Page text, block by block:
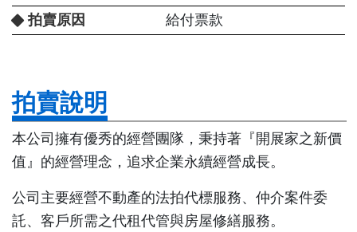
拍賣原因
給付票款
拍賣說明
本公司擁有優秀的經營團隊，秉持著『開展家之新價
值』的經營理念，追求企業永續經營成長。
公司主要經營不動產的法拍代標服務、仲介案件委
託、客戶所需之代租代管與房屋修繕服務。